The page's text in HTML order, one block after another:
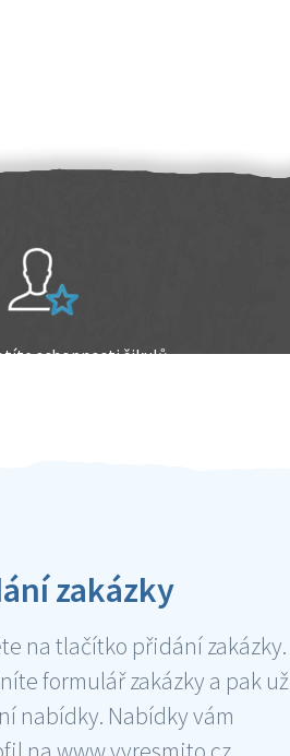
schopnosti šikulů
zakázky
na tlačítko přidání zakázky.
formulář zakázky a pak už
nabídky. Nabídky vám